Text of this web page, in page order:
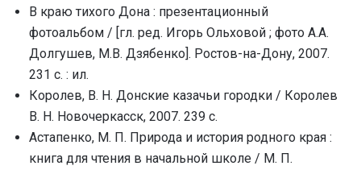
В краю тихого Дона : презентационный
фотоальбом / [гл. ред. Игорь Ольховой ; фото А.А.
Долгушев, М.В. Дзябенко]. Ростов-на-Дону, 2007.
231 с. : ил.
Королев, В. Н. Донские казачьи городки / Королев
В. Н. Новочеркасск, 2007. 239 с.
Астапенко, М. П. Природа и история родного края :
книга для чтения в начальной школе / М. П.